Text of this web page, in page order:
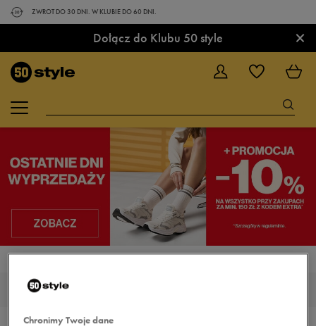
ZWROT DO 30 DNI. W KLUBIE DO 60 DNI.
Dołącz do Klubu 50 style ×
STRONA GŁÓWNA NIKE AIR MAX AXIS
0
Wyników
Chronimy Twoje dane